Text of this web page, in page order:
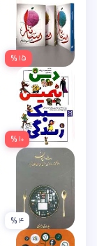
۱۵ %
۱۰ %
۴ %